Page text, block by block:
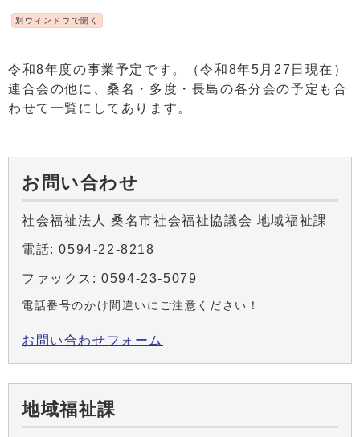
別ウィンドウで開く
令和8年度の事業予定です。（令和8年5月27日現在）
連合会の他に、桑名・多度・長島の各分会の予定も合
わせて一覧にしてあります。
お問い合わせ
社会福祉法人 桑名市社会福祉協議会 地域福祉課
電話: 0594-22-8218
ファックス: 0594-23-5079
電話番号のかけ間違いにご注意ください！
お問い合わせフォーム
地域福祉課